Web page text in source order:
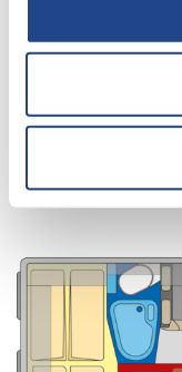
Pössl/
140pk